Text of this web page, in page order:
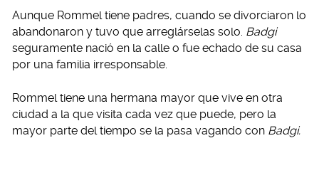
Aunque Rommel tiene padres, cuando se divorciaron lo
abandonaron y tuvo que arreglárselas solo. Badgi
seguramente nació en la calle o fue echado de su casa
por una familia irresponsable.
Rommel tiene una hermana mayor que vive en otra
ciudad a la que visita cada vez que puede, pero la
mayor parte del tiempo se la pasa vagando con Badgi.